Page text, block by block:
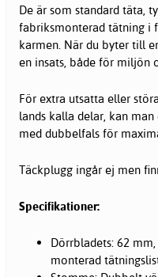
De är som standard täta,
fabriksmonterad tätning i
karmen. När du byter till
en insats, både för miljön
För extra utsatta eller
lands kalla delar, kan
med dubbelfals för
Täckplugg ingår ej men
Specifikationer:
Dörrbladets: 62
monterad